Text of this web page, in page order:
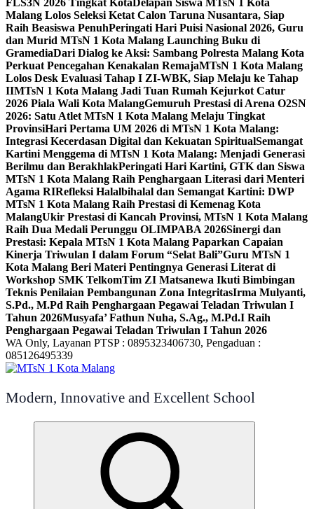
FLS3N 2026 Tingkat KotaDelapan Siswa MTsN 1 Kota
Malang Lolos Seleksi Ketat Calon Taruna Nusantara, Siap
Raih Beasiswa PenuhPeringati Hari Puisi Nasional 2026, Guru
dan Murid MTsN 1 Kota Malang Launching Buku di
GramediaDari Dialog ke Aksi: Sambang Polresta Malang Kota
Perkuat Pencegahan Kenakalan RemajaMTsN 1 Kota Malang
Lolos Desk Evaluasi Tahap I ZI-WBK, Siap Melaju ke Tahap
IIMTsN 1 Kota Malang Jadi Tuan Rumah Kejurkot Catur
2026 Piala Wali Kota MalangGemuruh Prestasi di Arena O2SN
2026: Satu Atlet MTsN 1 Kota Malang Melaju Tingkat
ProvinsiHari Pertama UM 2026 di MTsN 1 Kota Malang:
Integrasi Kecerdasan Digital dan Kekuatan SpiritualSemangat
Kartini Menggema di MTsN 1 Kota Malang: Menjadi Generasi
Berilmu dan BerakhlakPeringati Hari Kartini, GTK dan Siswa
MTsN 1 Kota Malang Raih Penghargaan Literasi dari Menteri
Agama RIRefleksi Halalbihalal dan Semangat Kartini: DWP
MTsN 1 Kota Malang Raih Prestasi di Kemenag Kota
MalangUkir Prestasi di Kancah Provinsi, MTsN 1 Kota Malang
Raih Dua Medali Perunggu OLIMPABA 2026Sinergi dan
Prestasi: Kepala MTsN 1 Kota Malang Paparkan Capaian
Kinerja Triwulan I dalam Forum “Selat Bali”Guru MTsN 1
Kota Malang Beri Materi Pentingnya Generasi Literat di
Workshop SMK TelkomTim ZI Matsanewa Ikuti Bimbingan
Teknis Penilaian Pembangunan Zona IntegritasIrma Mulyanti,
S.Pd., M.Pd Raih Penghargaan Pegawai Teladan Triwulan I
Tahun 2026Musyafa’ Fathun Nuha, S.Ag., M.Pd.I Raih
Penghargaan Pegawai Teladan Triwulan I Tahun 2026
WA Only, Layanan PTSP : 0895323406730, Pengaduan :
085126495339
Modern, Innovative and Excellent School